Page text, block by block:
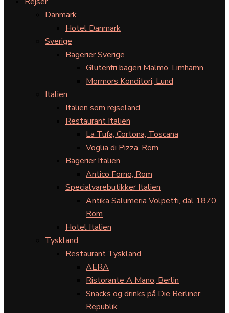
Danmark
Hotel Danmark
Sverige
Bagerier Sverige
Glutenfri bageri Malmö, Limhamn
Mormors Konditori, Lund
Italien
Italien som rejseland
Restaurant Italien
La Tufa, Cortona, Toscana
Voglia di Pizza, Rom
Bagerier Italien
Antico Forno, Rom
Specialvarebutikker Italien
Antika Salumeria Volpetti, dal 1870,
Rom
Hotel Italien
Tyskland
Restaurant Tyskland
AERA
Ristorante A Mano, Berlin
Snacks og drinks på Die Berliner
Republik